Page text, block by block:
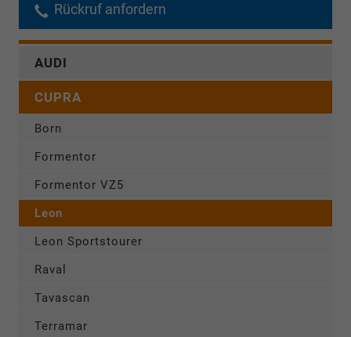
Rückruf anfordern
AUDI
CUPRA
Born
Formentor
Formentor VZ5
Leon
Leon Sportstourer
Raval
Tavascan
Terramar